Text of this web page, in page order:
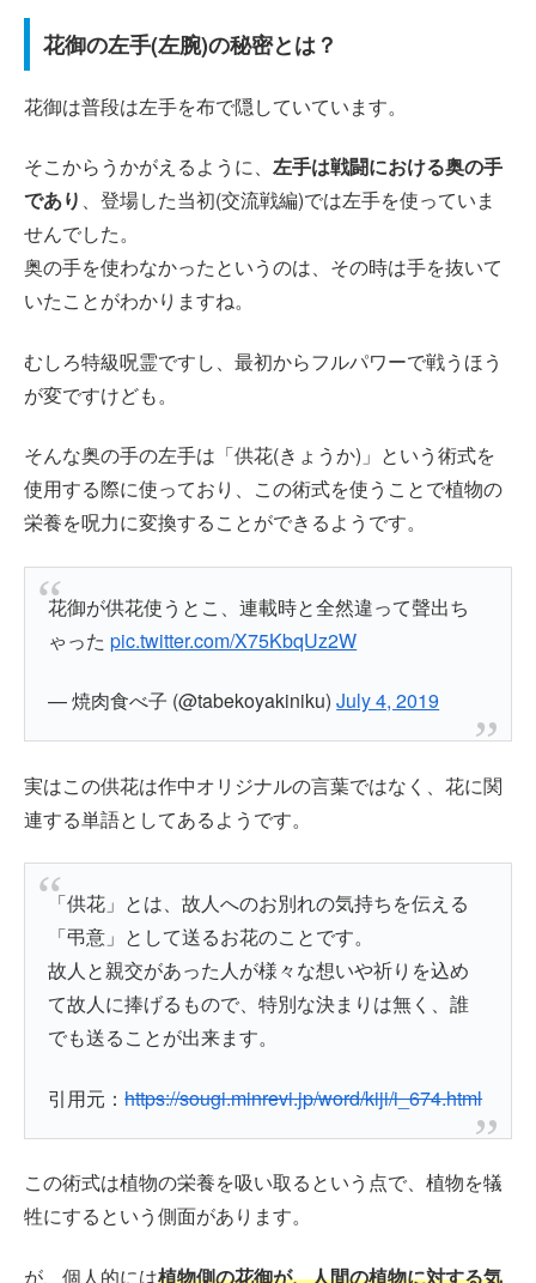
花御の左手(左腕)の秘密とは？
花御は普段は左手を布で隠していています。
そこからうかがえるように、 左手は戦闘における奥の手
であり 、登場した当初(交流戦編)では左手を使っていま
せんでした。
奥の手を使わなかったというのは、その時は手を抜いて
いたことがわかりますね。
むしろ特級呪霊ですし、最初からフルパワーで戦うほう
が変ですけども。
そんな奥の手の左手は「供花(きょうか)」という術式を
使用する際に使っており、この術式を使うことで植物の
栄養を呪力に変換することができるようです。
花御が供花使うとこ、連載時と全然違って聲出ち
ゃったpic.twitter.com/X75KbqUz2W
— 焼肉食べ子 (@tabekoyakiniku)July 4, 2019
実はこの供花は作中オリジナルの言葉ではなく、花に関
連する単語としてあるようです。
「供花」とは、故人へのお別れの気持ちを伝える
「弔意」として送るお花のことです。
故人と親交があった人が様々な想いや祈りを込め
て故人に捧げるもので、特別な決まりは無く、誰
でも送ることが出来ます。
引用元：https://sougi.minrevi.jp/word/kiji/i_674.html
この術式は植物の栄養を吸い取るという点で、植物を犠
牲にするという側面があります。
が、個人的には植物側の花御が、人間の植物に対する気